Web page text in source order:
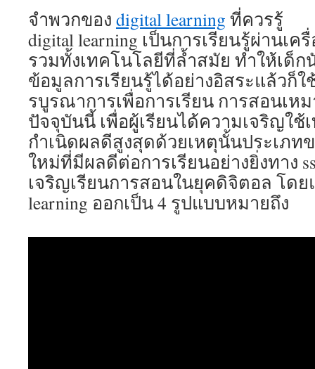
จำพวกของ digital learning ที่ควรรู้
digital learning เป็นการเรียนรู้ผ่านเ
รวมทั้งเทคโนโลยีที่ล้ำสมัย ทำให้เด็ก
ข้อมูลการเรียนรู้ได้อย่างอิสระแล้วก็
รบูรณาการเพื่อการเรียน การสอนเห
ปัจจุบันนี้ เพื่อผู้เรียนได้ความเจริญใช้
กำเนิดผลดีสูงสุดด้วยเหตุนั้นประเภทข
ใหม่ที่มีผลดีต่อการเรียนอย่างยิ่งทาง
เจริญเรียนการสอนในยุคดิจิตอล โดย
learning ออกเป็น 4 รูปแบบหมายถึง